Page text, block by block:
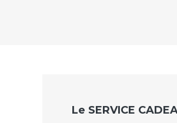
Le SERVICE